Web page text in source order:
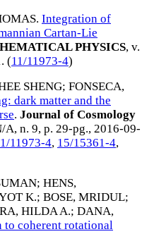
. Integration of
Cartan-Lie
PHYSICS, v.
. (11/11973-4)
SHENG; FONSECA,
dark matter and the
. Journal of Cosmology
A, n. 9, p. 29-pg., 2016-09-
11973-4, 15/15361-4,
; HENS,
K.; BOSE, MRIDUL;
HILDA A.; DANA,
to coherent rotational